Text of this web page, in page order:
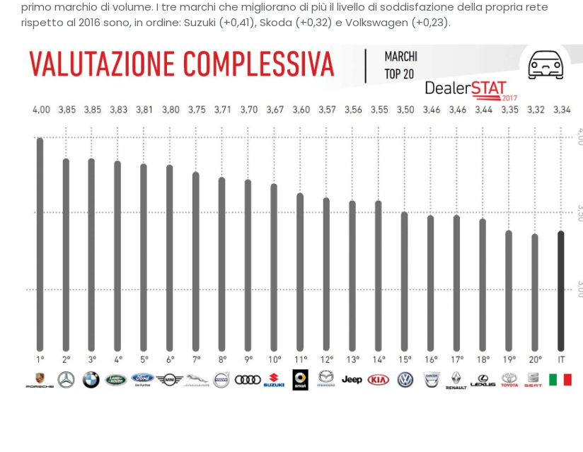
primo marchio di volume. I tre marchi che migliorano di più il livello di soddisfazione della propria rete
rispetto al 2016 sono, in ordine: Suzuki (+0,41), Skoda (+0,32) e Volkswagen (+0,23).